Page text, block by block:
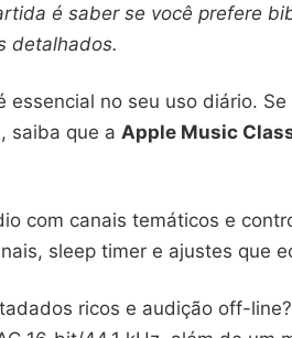
é saber se você prefere
detalhados.
essencial no seu uso diário.
saiba que a Apple Music
com canais temáticos e
sleep timer e ajustes que
ricos e audição off-